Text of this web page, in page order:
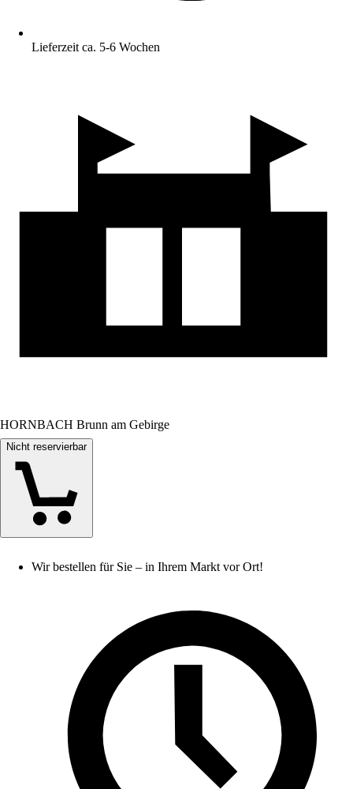
Lieferzeit ca. 5-6 Wochen
HORNBACH Brunn am Gebirge
Nicht reservierbar
Wir bestellen für Sie – in Ihrem Markt vor Ort!